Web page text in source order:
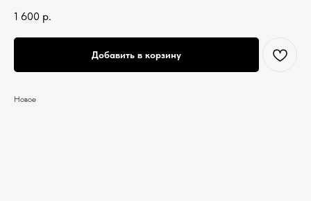
1 600 р.
Добавить в корзину
Новое